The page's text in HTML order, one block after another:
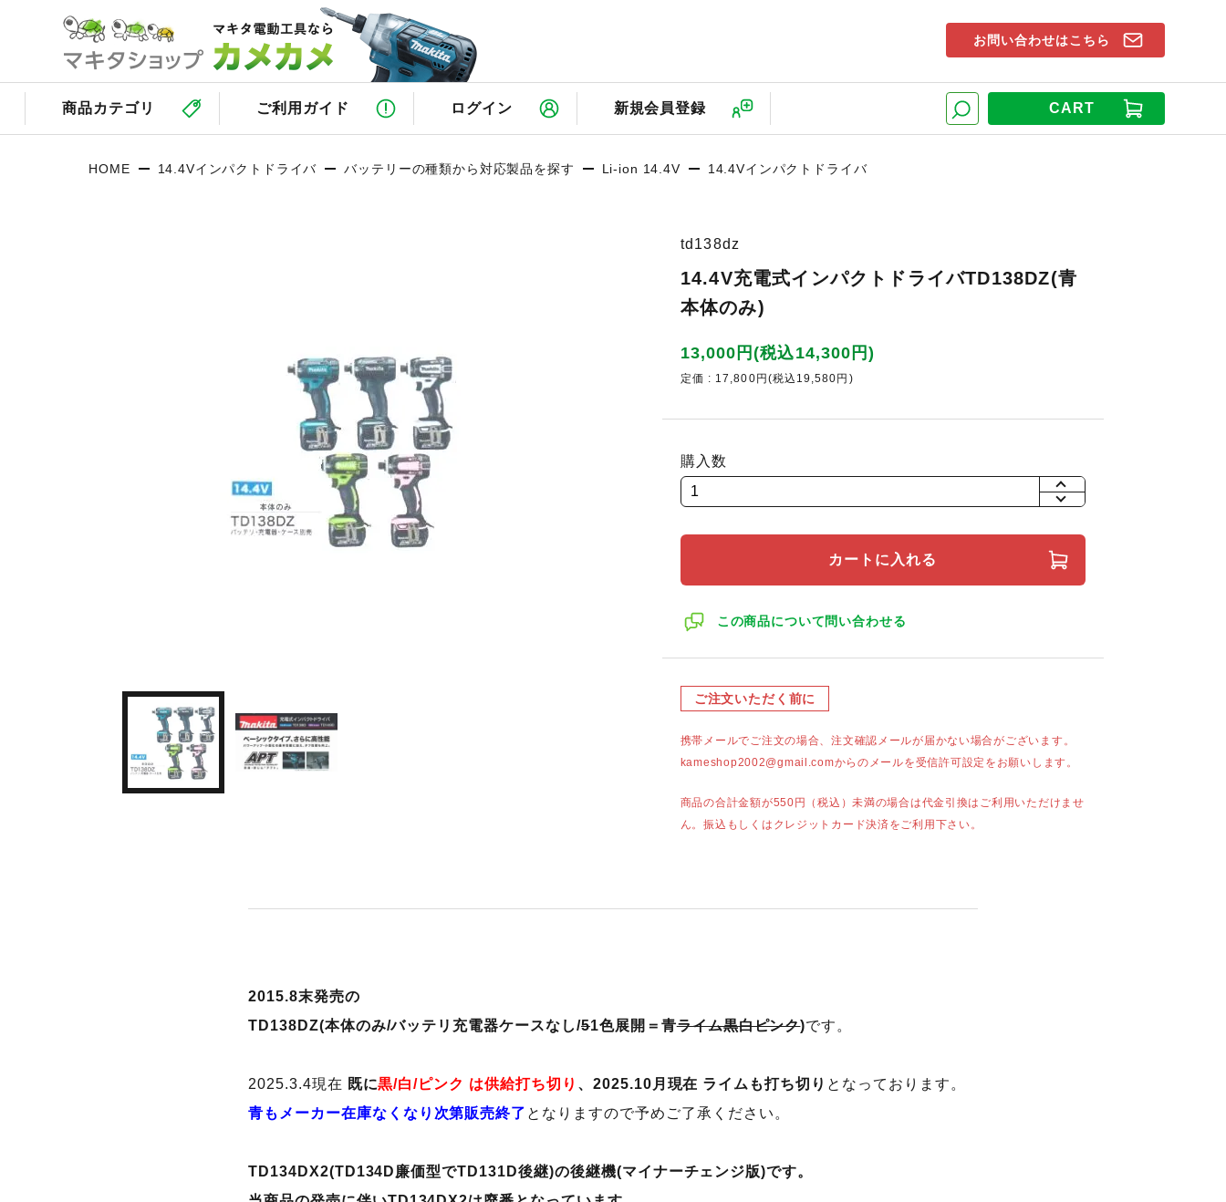
CART
商品カテゴリ ご利用ガイド ログイン 新規会員登録
お問い合わせはこちら
HOME 14.4Vインパクトドライバ バッテリーの種類から対応製品を探す Li-ion 14.4V 14.4Vインパクトドライバ
td138dz
14.4V充電式インパクトドライバTD138DZ(青
本体のみ)
13,000円(税込14,300円)
定価 : 17,800円(税込19,580円)
購入数
+
カートに入れる
この商品について問い合わせる
ご注文いただく前に
携帯メールでご注文の場合、注文確認メールが届かない場合がございます。
kameshop2002@gmail.comからのメールを受信許可設定をお願いします。
商品の合計金額が550円（税込）未満の場合は代金引換はご利用いただけませ
ん。振込もしくはクレジットカード決済をご利用下さい。
2015.8末発売の
TD138DZ(本体のみ/バッテリ充電器ケースなし/51色展開＝青ライム黒白ピンク)です。
2025.3.4現在 既に黒/白/ピンク は供給打ち切り 、2025.10月現在 ライムも打ち切り となっております。
青もメーカー在庫なくなり次第販売終了 となりますので予めご了承ください。
TD134DX2(TD134D廉価型でTD131D後継)の後継機(マイナーチェンジ版)です。